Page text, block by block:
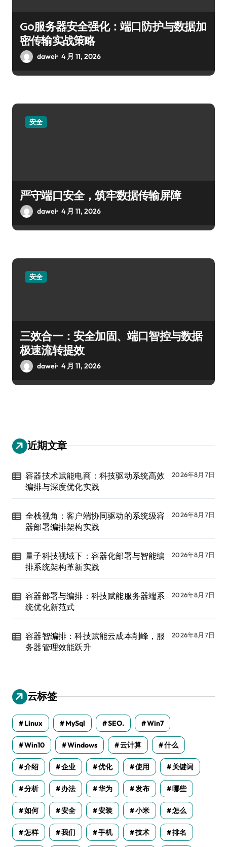
Go服务器安全强化：端口防护与数据加
密传输实战策略
dawei 4 月 11, 2026
安全
严守端口安全，筑牢数据传输屏障
dawei 4 月 11, 2026
安全
三效合一：安全加固、端口智控与数据
极速流转提效
dawei 4 月 11, 2026
近期文章
容器技术赋能电商：科技驱动系统高效
编排与深度优化实践
2026年8月7日
全栈视角：客户端协同驱动的系统级容
器部署编排架构实践
2026年8月7日
量子科技视域下：容器化部署与智能编
排系统架构革新实践
2026年8月7日
容器部署与编排：科技赋能服务器端系
统优化新范式
2026年8月7日
容器智编排：科技赋能云成本削峰，服
务器管理效能跃升
2026年8月7日
云标签
Linux MySql SEO. Win7
Win10 Windows 云计算 什么
介绍 企业 优化 使用 关键词
分析 办法 华为 发布 哪些
如何 安全 安装 小米 怎么
怎样 我们 手机 技术 排名